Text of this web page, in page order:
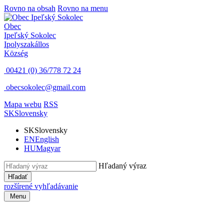
Rovno na obsah Rovno na menu
Obec
Ipeľský Sokolec
Ipolyszakállos
Község
00421 (0) 36/778 72 24
obecsokolec@gmail.com
Mapa webu RSS
SKSlovensky
SKSlovensky
ENEnglish
HUMagyar
Hľadaný výraz
Hľadať
rozšírené vyhľadávanie
Menu